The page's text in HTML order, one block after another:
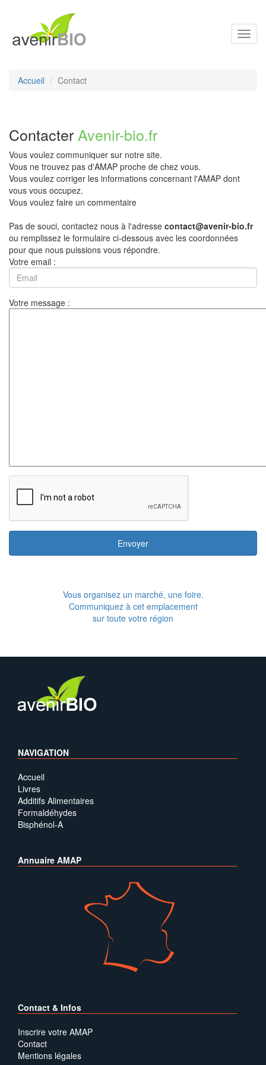
Accueil Contact
Contacter Avenir-bio.fr
Vous voulez communiquer sur notre site.
Vous ne trouvez pas d'AMAP proche de chez vous.
Vous voulez corriger les informations concernant l'AMAP dont
vous vous occupez.
Vous voulez faire un commentaire
Pas de souci, contactez nous à l'adresse contact@avenir-bio.fr
ou remplissez le formulaire ci-dessous avec les coordonnées
pour que nous puissions vous répondre.
Votre email :
Votre message :
Envoyer
Vous organisez un marché, une foire.
Communiquez à cet emplacement
sur toute votre région
NAVIGATION
Accueil
Livres
Additifs Alimentaires
Formaldéhydes
Bisphénol-A
Annuaire AMAP
Contact & Infos
Inscrire votre AMAP
Contact
Mentions légales